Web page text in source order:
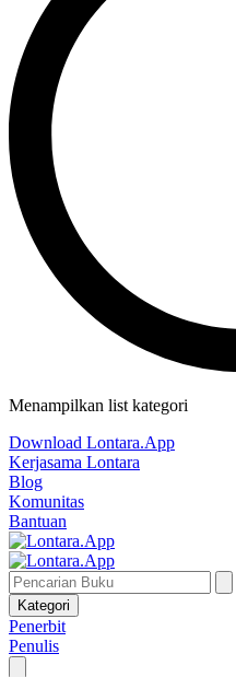
Menampilkan list kategori
Download Lontara.App
Kerjasama Lontara
Blog
Komunitas
Bantuan
Kategori
Penerbit
Penulis